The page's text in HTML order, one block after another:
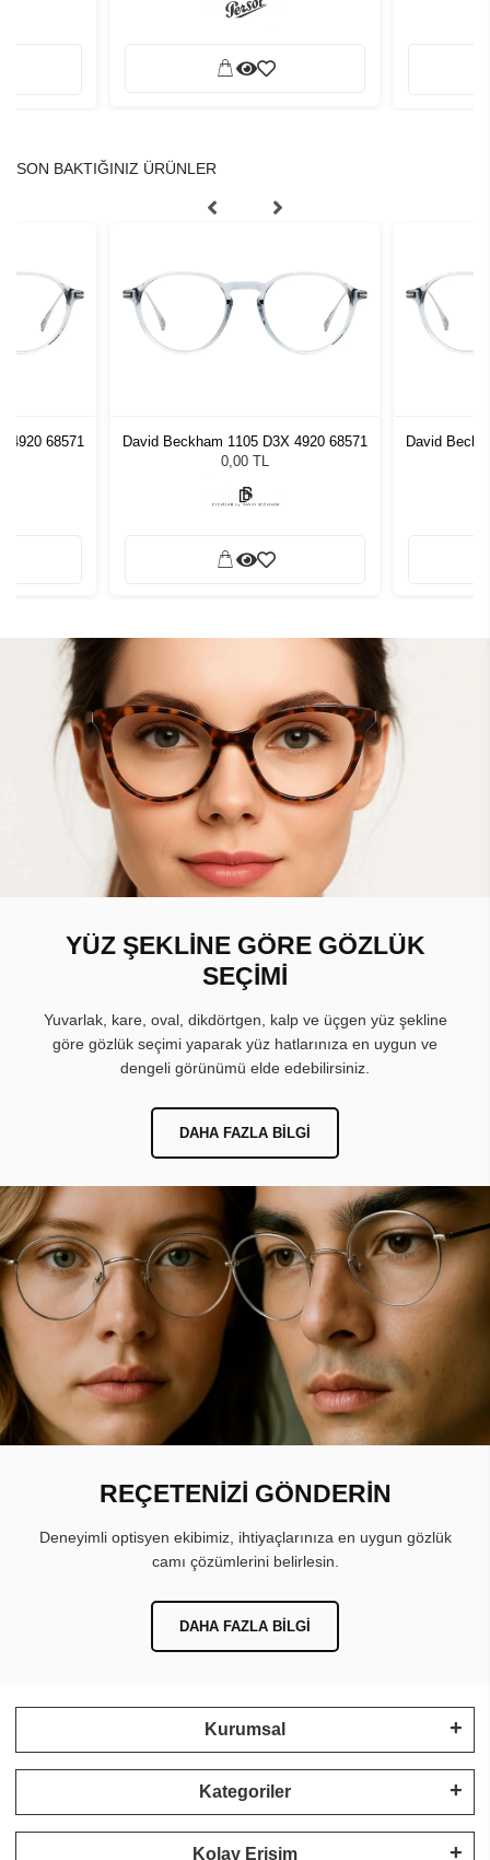
SON BAKTIĞINIZ ÜRÜNLER
4920 68571
David Beckham 1105 D3X 4920 68571
0,00 TL
David
YÜZ ŞEKLİNE GÖRE GÖZLÜK
SEÇİMİ
Yuvarlak, kare, oval, dikdörtgen, kalp ve üçgen yüz şekline
göre gözlük seçimi yaparak yüz hatlarınıza en uygun ve
dengeli görünümü elde edebilirsiniz.
DAHA FAZLA BILGI
REÇETENİZİ GÖNDERİN
Deneyimli optisyen ekibimiz, ihtiyaçlarınıza en uygun gözlük
camı çözümlerini belirlesin.
DAHA FAZLA BILGI
Kurumsal
Kategoriler
Kolay Erişim